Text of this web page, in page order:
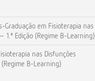
Graduação em Fisioterapia nas
1.ª Edição (Regime B-Learning)
nas Disfunções
B-Learning)